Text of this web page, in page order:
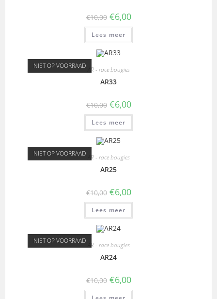
€10,00 €6,00
Lees meer
NIET OP VOORRAAD AR - race bougies
AR33
€10,00 €6,00
Lees meer
NIET OP VOORRAAD AR - race bougies
AR25
€10,00 €6,00
Lees meer
NIET OP VOORRAAD AR - race bougies
AR24
€10,00 €6,00